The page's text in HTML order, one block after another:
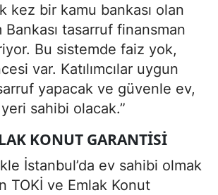
kez bir kamu bankası olan
Bankası tasarruf finansman
Bu sistemde faiz yok,
var. Katılımcılar uygun
yapacak ve güvenle ev,
sahibi olacak.”
KONUT GARANTISI
İstanbul’da ev sahibi olmak
TOKİ ve Emlak Konut